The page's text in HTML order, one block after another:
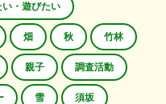
・遊びたい
畑 秋 竹林
親子 調査活動
雪 須坂